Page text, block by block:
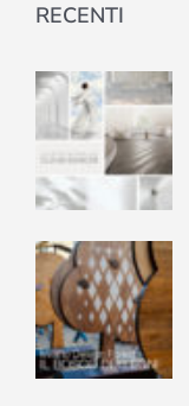
RECENTI